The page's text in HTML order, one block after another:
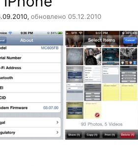
обновлено 05.12.2010